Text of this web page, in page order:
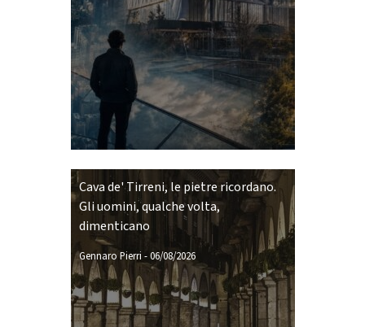
Cava de' Tirreni, le pietre ricordano.
Gli uomini, qualche volta,
dimenticano
Gennaro Pierri -06/08/2026